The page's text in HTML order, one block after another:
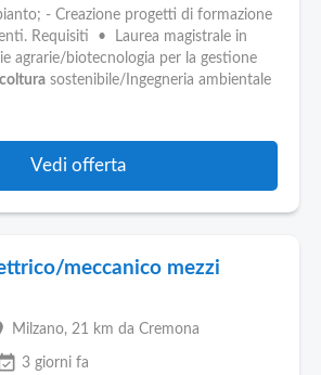
- Creazione progetti di formazione
Requisiti • Laurea magistrale in
agrarie/biotecnologia per la gestione
sostenibile/Ingegneria ambientale
Vedi offerta
meccanico mezzi
Milzano, 21 km da Cremona
3 giorni fa